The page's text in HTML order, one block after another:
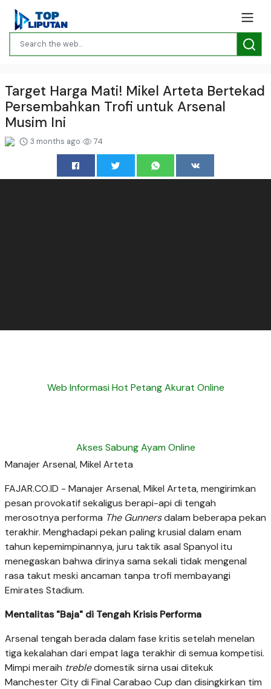
Target Harga Mati! Mikel Arteta Bertekad
Persembahkan Trofi untuk Arsenal
Musim Ini
3 months ago 74
Web Informasi Hot Petang Akurat Online
Akses Sabung Ayam Online
Manajer Arsenal, Mikel Arteta
FAJAR.CO.ID - Manajer Arsenal, Mikel Arteta, mengirimkan
pesan provokatif sekaligus berapi-api di tengah
merosotnya performa The Gunnersdalam beberapa pekan
terakhir. Menghadapi pekan paling krusial dalam enam
tahun kepemimpinannya, juru taktik asal Spanyol itu
menegaskan bahwa dirinya sama sekali tidak mengenal
rasa takut meski ancaman tanpa trofi membayangi
Emirates Stadium.
Mentalitas "Baja" di Tengah Krisis Performa
Arsenal tengah berada dalam fase kritis setelah menelan
tiga kekalahan dari empat laga terakhir di semua kompetisi.
Mimpi meraih trebledomestik sirna usai ditekuk
Manchester City di Final Carabao Cup dan disingkirkan tim